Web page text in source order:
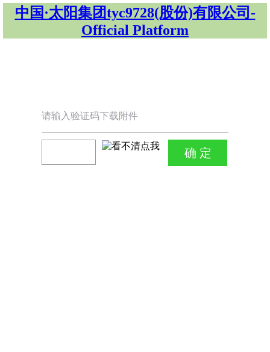
中国·太阳集团tyc9728(股份)有限公司-
Official Platform
请输入验证码下载附件